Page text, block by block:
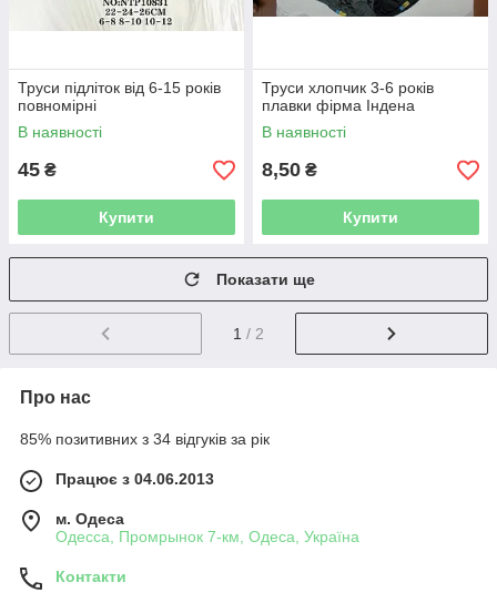
Труси підліток від 6-15 років
повномірні
В наявності
45 ₴
Купити
Труси хлопчик 3-6 років
плавки фірма Індена
В наявності
8,50 ₴
Купити
Показати ще
1 / 2
Про нас
85% позитивних з 34 відгуків за рік
Працює з 04.06.2013
м. Одеса
Одесса, Промрынок 7-км, Одеса, Україна
Контакти